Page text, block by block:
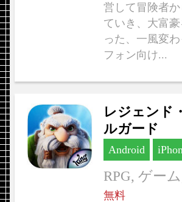
営して冒険者
ていき、大富
った、一風変
フォン向け...
レジェンド
ルガード
Android
RPG, ゲー
無料